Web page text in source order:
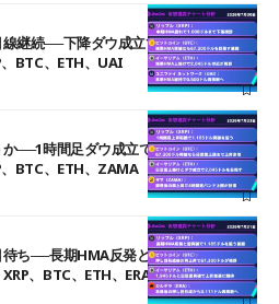
継続──下降ダウ成立で下値追う展開
、BTC、ETH、UAI
──1時間足ダウ成立で1.185ドルを狙う
、BTC、ETH、ZAMA
ち──長期HMA反発と雲上抜けが買い
、BTC、ETH、ERA